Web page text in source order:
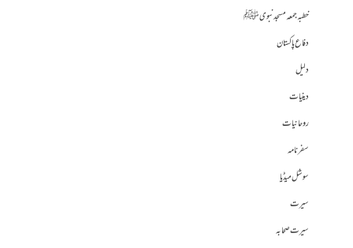
خطبہ جمعہ مسجد نبوی ﷺ
دفاع پاکستان
دلیل
دینیات
روحانیات
سفرنامہ
سوشل میڈیا
سیرت
سیرت صحابہ